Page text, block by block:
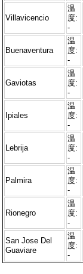
Villavicencio
温
度:
-
Buenaventura
温
度:
-
Gaviotas
温
度:
-
Ipiales
温
度:
-
Lebrija
温
度:
-
Palmira
温
度:
-
Rionegro
温
度:
-
San Jose Del
Guaviare
温
度:
-